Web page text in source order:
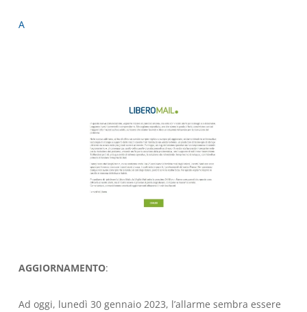
A
AGGIORNAMENTO:
Ad oggi, lunedì 30 gennaio 2023, l’allarme sembra essere